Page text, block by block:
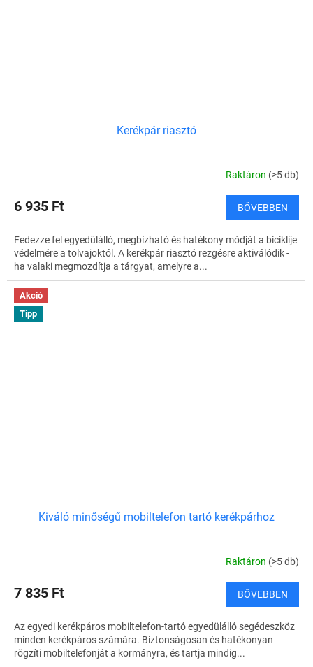
Kerékpár riasztó
Raktáron (>5 db)
6 935 Ft BŐVEBBEN
Fedezze fel egyedülálló, megbízható és hatékony módját a biciklije
védelmére a tolvajoktól. A kerékpár riasztó rezgésre aktiválódik -
ha valaki megmozdítja a tárgyat, amelyre a...
Akció
Tipp
Kiváló minőségű mobiltelefon tartó kerékpárhoz
Raktáron (>5 db)
7 835 Ft BŐVEBBEN
Az egyedi kerékpáros mobiltelefon-tartó egyedülálló segédeszköz
minden kerékpáros számára. Biztonságosan és hatékonyan
rögzíti mobiltelefonját a kormányra, és tartja mindig...